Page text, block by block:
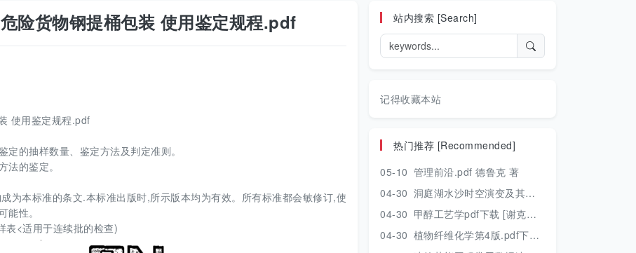
险货物钢提桶包装 使用鉴定规程.pdf
使用鉴定规程.pdf
的抽样数量、鉴定方法及判定准则。
的鉴定。
为本标准的条文.本标准出版时,所示版本均为有效。所有标准都会敏修订,使
性。
<适用于连续批的检查)
站内搜索 [Search]
记得收藏本站
热门推荐 [Recommended]
05-10 管理前沿.pdf 德鲁克 著
04-30 洞庭湖水沙时空演变及其对水资源安全的影响研究.pdf 胡光伟 著 2017年版
04-30 甲醇工艺学pdf下载 [谢克昌 房鼎业主编] 2010年版
04-30 植物纤维化学第4版.pdf下载 [裴继诚主编] 2012年版